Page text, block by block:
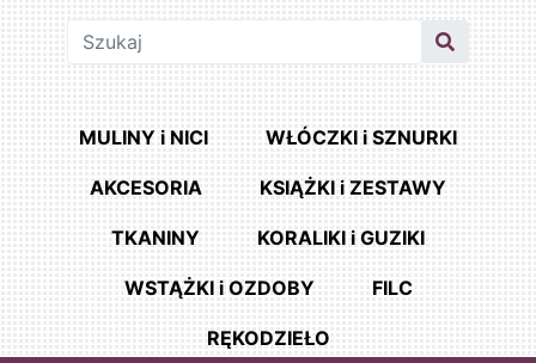
MULINY i NICI WŁÓCZKI i SZNURKI
AKCESORIA KSIĄŻKI i ZESTAWY
TKANINY KORALIKI i GUZIKI
WSTĄŻKI i OZDOBY FILC
RĘKODZIEŁO